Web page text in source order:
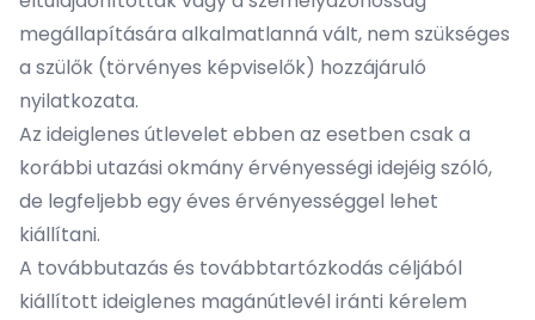
megállapítására alkalmatlanná vált, nem szükséges
a szülők (törvényes képviselők) hozzájáruló
nyilatkozata.
Az ideiglenes útlevelet ebben az esetben csak a
korábbi utazási okmány érvényességi idejéig szóló,
de legfeljebb egy éves érvényességgel lehet
kiállítani.
A továbbutazás és továbbtartózkodás céljából
kiállított ideiglenes magánútlevél iránti kérelem